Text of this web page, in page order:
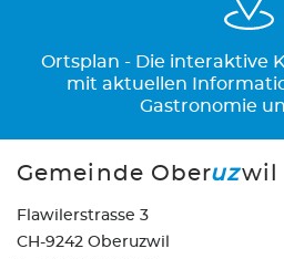
Ortsplan - Die interaktive
mit aktuellen
Gastronomie
Gemeinde Oberuzwil
Flawilerstrasse 3
CH-9242 Oberuzwil